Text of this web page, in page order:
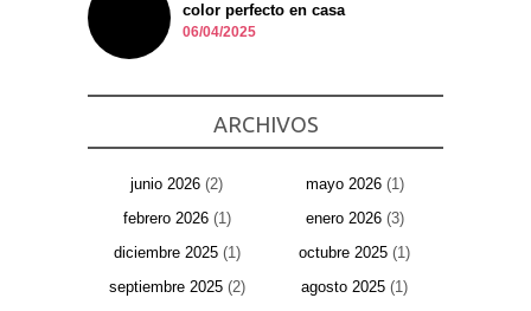
color perfecto en casa
06/04/2025
ARCHIVOS
junio 2026 (2) mayo 2026(1)
febrero 2026(1) enero 2026(3)
diciembre 2025(1) octubre 2025 (1)
septiembre 2025(2) agosto 2025 (1)